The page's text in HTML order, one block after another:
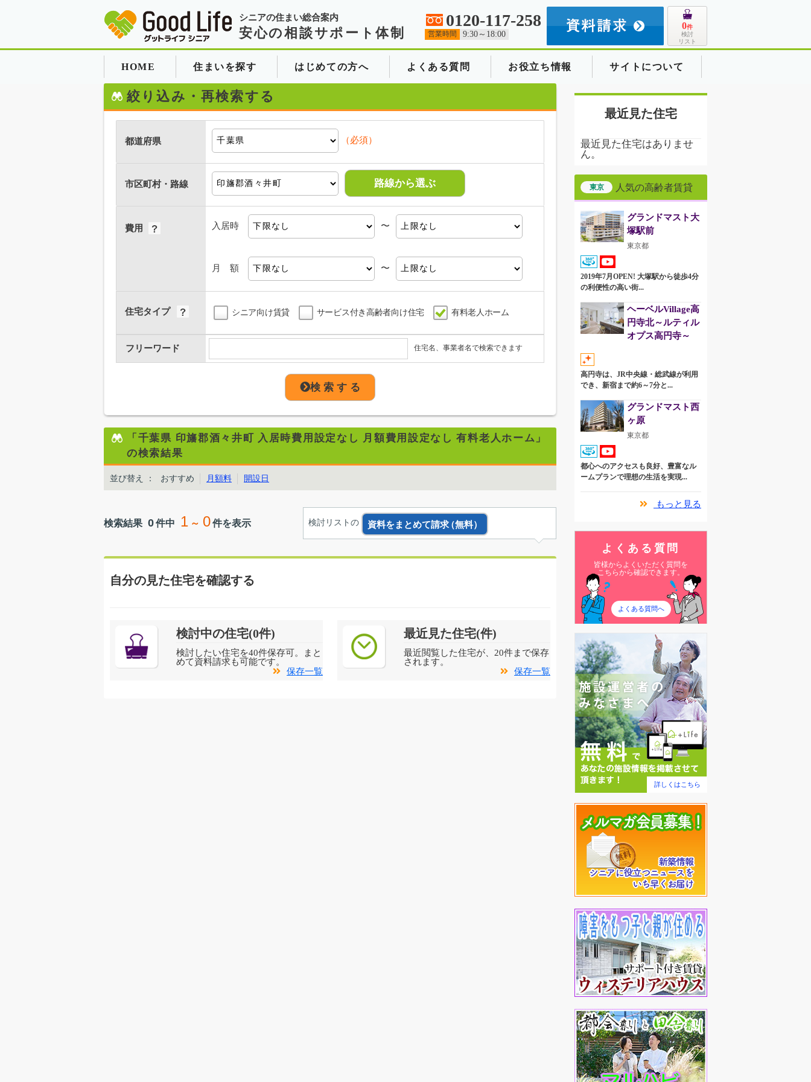
シニアの住まい総合案内
安心の相談サポート体制
0120-117-258
営業時間 9:30～18:00
0件
検討
リスト
HOME 住まいを探す はじめての方へ よくある質問 お役立ち情報 サイトについて
絞り込み・再検索する
都道府県 （必須）
市区町村・路線 路線から選ぶ
費用 入居時 〜
月 額 〜
住宅タイプ シニア向け賃貸 サービス付き高齢者向け住宅 有料老人ホーム
フリーワード 住宅名、事業者名で検索できます
検 索 す る
「千葉県 印旛郡酒々井町 入居時費用設定なし 月額費用設定なし 有料老人ホーム」
の検索結果
並び替え ： おすすめ 月額料 開設日
検索結果 0件中 1 ～ 0件を表示 検討リストの 資料をまとめて請求（無料）
自分の見た住宅を確認する
検討中の住宅(0件)
検討したい住宅を40件保存可。まと
めて資料請求も可能です。
保存一覧
最近見た住宅(件)
最近閲覧した住宅が、20件まで保存
されます。
保存一覧
最近見た住宅
最近見た住宅はありませ
ん。
東京 人気の高齢者賃貸
グランドマスト大
塚駅前
東京都
2019年7月OPEN! 大塚駅から徒歩4分
の利便性の高い街...
ヘーベルVillage高
円寺北～ルティル
オプス高円寺～
高円寺は、JR中央線・総武線が利用
でき、新宿まで約6～7分と...
グランドマスト西
ヶ原
東京都
都心へのアクセスも良好、豊富なル
ームプランで理想の生活を実現...
もっと見る
よくある質問
皆様からよくいただく質問を
こちらから確認できます。
よくある質問へ
詳しくはこちら